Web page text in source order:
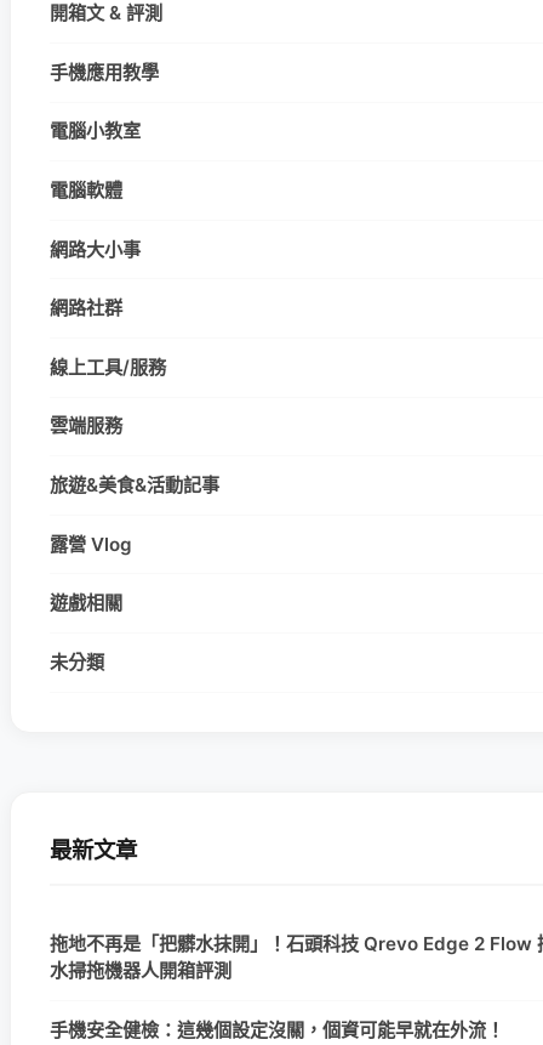
開箱文 & 評測
手機應用教學
電腦小教室
電腦軟體
網路大小事
網路社群
線上工具/服務
雲端服務
旅遊&美食&活動記事
露營 Vlog
遊戲相關
未分類
最新文章
拖地不再是「把髒水抹開」！石頭科技 Qrevo Edge 2 Flow
水掃拖機器人開箱評測
手機安全健檢：這幾個設定沒關，個資可能早就在外流！